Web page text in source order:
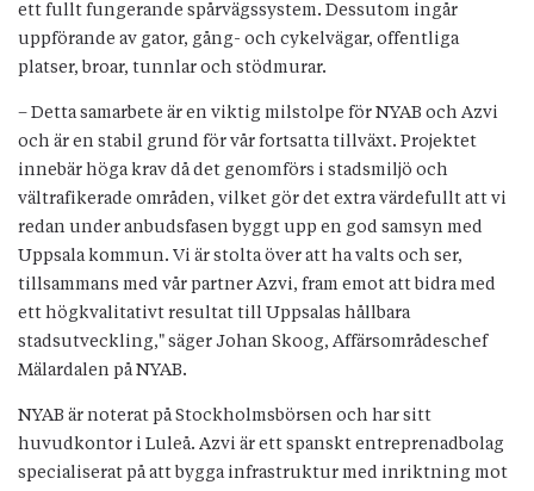
ett fullt fungerande spårvägssystem. Dessutom ingår
uppförande av gator, gång- och cykelvägar, offentliga
platser, broar, tunnlar och stödmurar.
– Detta samarbete är en viktig milstolpe för NYAB och Azvi
och är en stabil grund för vår fortsatta tillväxt. Projektet
innebär höga krav då det genomförs i stadsmiljö och
vältrafikerade områden, vilket gör det extra värdefullt att vi
redan under anbudsfasen byggt upp en god samsyn med
Uppsala kommun. Vi är stolta över att ha valts och ser,
tillsammans med vår partner Azvi, fram emot att bidra med
ett högkvalitativt resultat till Uppsalas hållbara
stadsutveckling," säger Johan Skoog, Affärsområdeschef
Mälardalen på NYAB.
NYAB är noterat på Stockholmsbörsen och har sitt
huvudkontor i Luleå. Azvi är ett spanskt entreprenadbolag
specialiserat på att bygga infrastruktur med inriktning mot